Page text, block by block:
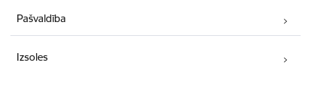
Pašvaldība
Izsoles